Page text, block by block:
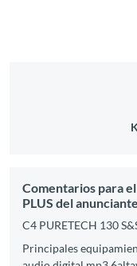
Comentarios para
PLUS del anunciante
C4 PURETECH 130
Principales